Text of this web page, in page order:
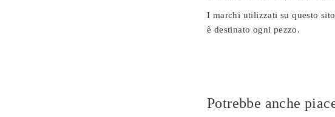
I marchi utilizzati su questo
è destinato ogni pezzo.
Potrebbe anche